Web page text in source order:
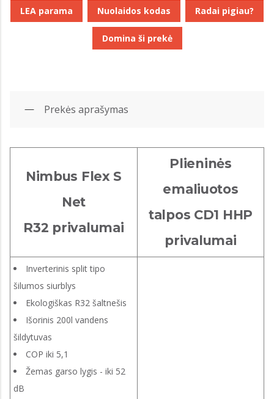
LEA parama Nuolaidos kodas Radai pigiau?
Domina ši prekė
Prekės aprašymas
Nimbus Flex S
Net
R32 privalumai
Plieninės
emaliuotos
talpos CD1 HHP
privalumai
Inverterinis split tipo
šilumos siurblys
Ekologiškas R32 šaltnešis
Išorinis 200l vandens
šildytuvas
COP iki 5,1
Žemas garso lygis - iki 52
dB